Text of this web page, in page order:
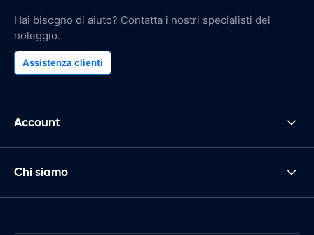
Hai bisogno di aiuto? Contatta i nostri specialisti del
noleggio.
Assistenza clienti
Account
Chi siamo